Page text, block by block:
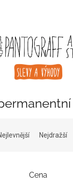
Nejdražší
Cena